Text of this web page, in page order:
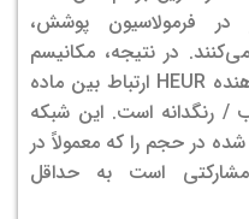
فرمولاسیون پوشش،
در نتیجه، مکانیسم
اصلی ضخیم شدن مواد غلظت دهنده HEUR ارتباط بین ماده
رنگدانه است. این شبکه
در حجم را که معمولاً در
است به حداقل